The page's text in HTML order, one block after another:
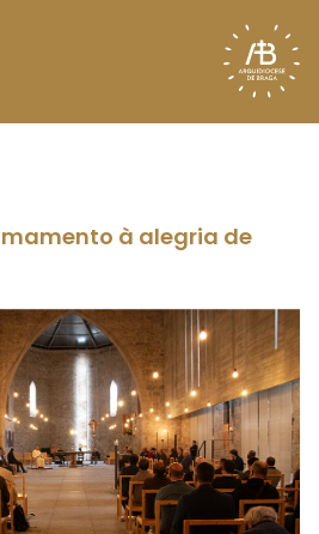
à alegria de